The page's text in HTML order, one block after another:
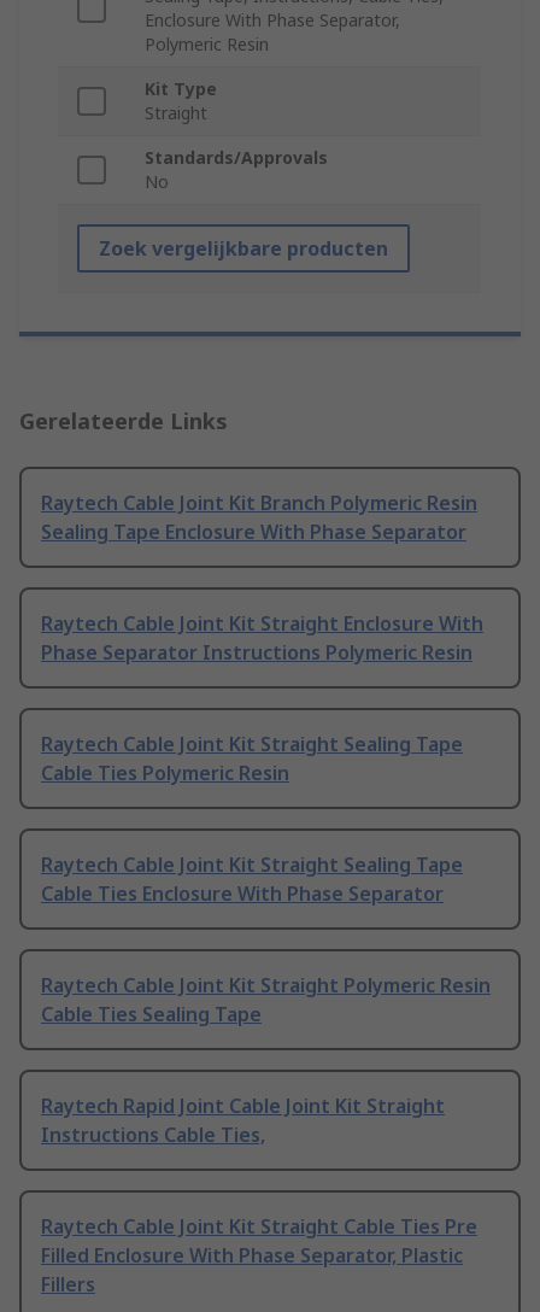
Enclosure With Phase Separator,
Polymeric Resin
Kit Type
Straight
Standards/Approvals
No
Zoek vergelijkbare producten
Gerelateerde Links
Raytech Cable Joint Kit Branch Polymeric Resin
Sealing Tape Enclosure With Phase Separator
Raytech Cable Joint Kit Straight Enclosure With
Phase Separator Instructions Polymeric Resin
Raytech Cable Joint Kit Straight Sealing Tape
Cable Ties Polymeric Resin
Raytech Cable Joint Kit Straight Sealing Tape
Cable Ties Enclosure With Phase Separator
Raytech Cable Joint Kit Straight Polymeric Resin
Cable Ties Sealing Tape
Raytech Rapid Joint Cable Joint Kit Straight
Instructions Cable Ties,
Raytech Cable Joint Kit Straight Cable Ties Pre
Filled Enclosure With Phase Separator, Plastic
Fillers